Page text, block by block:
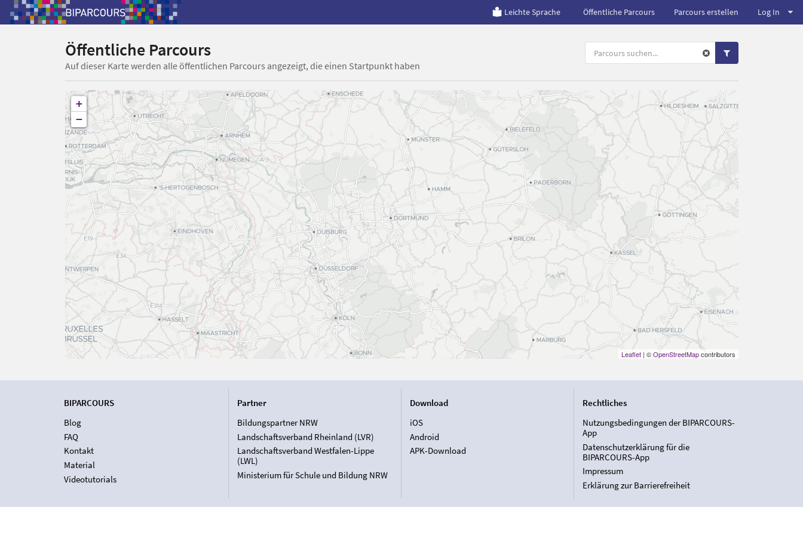
Leichte Sprache Öffentliche Parcours Parcours erstellen Log In
Öffentliche Parcours
Auf dieser Karte werden alle öffentlichen Parcours angezeigt, die einen Startpunkt haben
+
−
Leaflet| ©OpenStreetMapcontributors
BIPARCOURS
Blog
FAQ
Kontakt
Material
Videotutorials
Partner
Bildungspartner NRW
Landschaftsverband Rheinland (LVR)
Landschaftsverband Westfalen-Lippe
(LWL)
Ministerium für Schule und Bildung NRW
Download
iOS
Android
APK-Download
Rechtliches
Nutzungsbedingungen der BIPARCOURS-
App
Datenschutzerklärung für die
BIPARCOURS-App
Impressum
Erklärung zur Barrierefreiheit